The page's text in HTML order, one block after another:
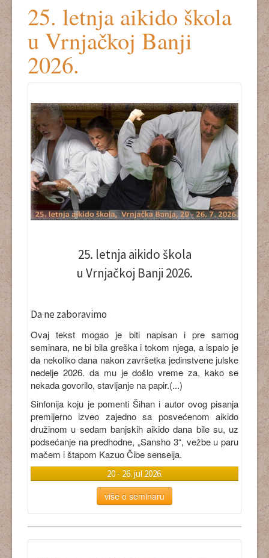
25. letnja aikido škola
u Vrnjačkoj Banji
2026.
25. letnja aikido škola
u Vrnjačkoj Banji 2026.
Da ne zaboravimo
Ovaj tekst mogao je biti napisan i pre samog
seminara, ne bi bila greška i tokom njega, a ispalo je
da nekoliko dana nakon završetka jedinstvene julske
nedelje 2026. da mu je došlo vreme za, kako se
nekada govorilo, stavljanje na papir.(...)
Sinfonija koju je pomenti Šihan i autor ovog pisanja
premijerno izveo zajedno sa posvećenom aikido
družinom u sedam banjskih aikido dana bile su, uz
podsećanje na predhodne, „Sansho 3“, vežbe u paru
mačem i štapom Kazuo Čibe senseija.
20 - 26. jul 2026.
više o seminaru